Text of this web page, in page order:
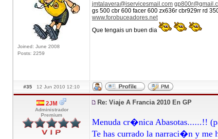
Joined: June 2008
Posts: 2259
jmtalavera@iservicesmail.com
gs 500 cbr 600 facer 600 zx636r cbr929rr rd
www.forobuceadores.net
Que tengais un buen dia
#35 12 Jun 2010 12:10
2JM
Administrador
Premium
Re: Viaje A Francia 2010 En GP
Menuda cr�nica Abasotas......!!
Te has currado la narraci�n y me